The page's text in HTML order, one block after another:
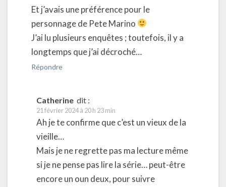
Et j’avais une préférence pour le
personnage de Pete Marino
J’ai lu plusieurs enquêtes ; toutefois, il y a
longtemps que j’ai décroché…
Répondre
Catherine dit :
21 février 2024 à 20 h 23 min
Ah je te confirme que c’est un vieux de la
vieille…
Mais je ne regrette pas ma lecture même
si je ne pense pas lire la série… peut-être
encore un oun deux, pour suivre